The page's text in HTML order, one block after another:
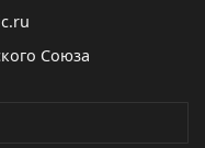
Союза